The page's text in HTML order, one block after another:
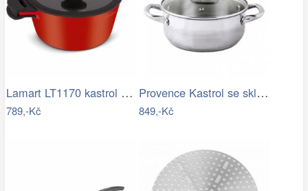
Lamart LT1170 kastrol Alue, 20 cm
789,-Kč
Provence Kastrol se skleněnou poklicí,…
849,-Kč